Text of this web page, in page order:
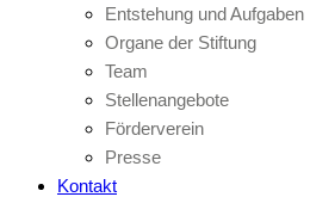
Entstehung und Aufgaben
Organe der Stiftung
Team
Stellenangebote
Förderverein
Presse
Kontakt